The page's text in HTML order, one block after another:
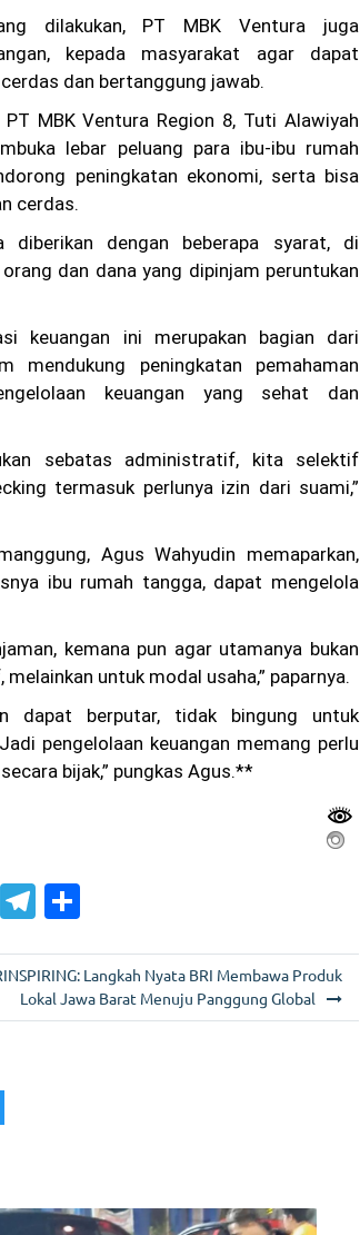
dilakukan, PT MBK Ventura juga
kepada masyarakat agar dapat
dan bertanggung jawab.
MBK Ventura Region 8, Tuti Alawiyah
lebar peluang para ibu-ibu rumah
peningkatan ekonomi, serta bisa
cerdas.
diberikan dengan beberapa syarat, di
dan dana yang dipinjam peruntukan
keuangan ini merupakan bagian dari
mendukung peningkatan pemahaman
keuangan yang sehat dan
sebatas administratif, kita selektif
termasuk perlunya izin dari suami,”
Agus Wahyudin memaparkan,
ibu rumah tangga, dapat mengelola
kemana pun agar utamanya bukan
untuk modal usaha,” paparnya.
dapat berputar, tidak bingung untuk
pengelolaan keuangan memang perlu
bijak,” pungkas Agus.**
Pr T
e
gr
ar
e
Langkah Nyata BRI Membawa Produk
Lokal Jawa Barat Menuju Panggung Global